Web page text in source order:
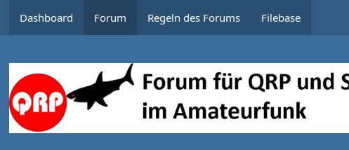
Dashboard Forum Regeln des Forums Filebase